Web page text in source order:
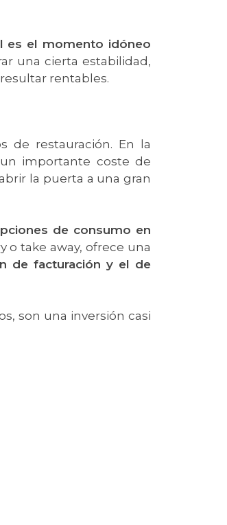
es el momento idóneo
una cierta estabilidad,
rentables.
de restauración. En la
importante coste de
la puerta a una gran
de consumo en
o take away, ofrece una
de facturación y el de
son una inversión casi